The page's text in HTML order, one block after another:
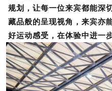
规划，让每一位来宾都能深
藏品般的呈现视角，来宾亦
好运动感受，在体验中进一